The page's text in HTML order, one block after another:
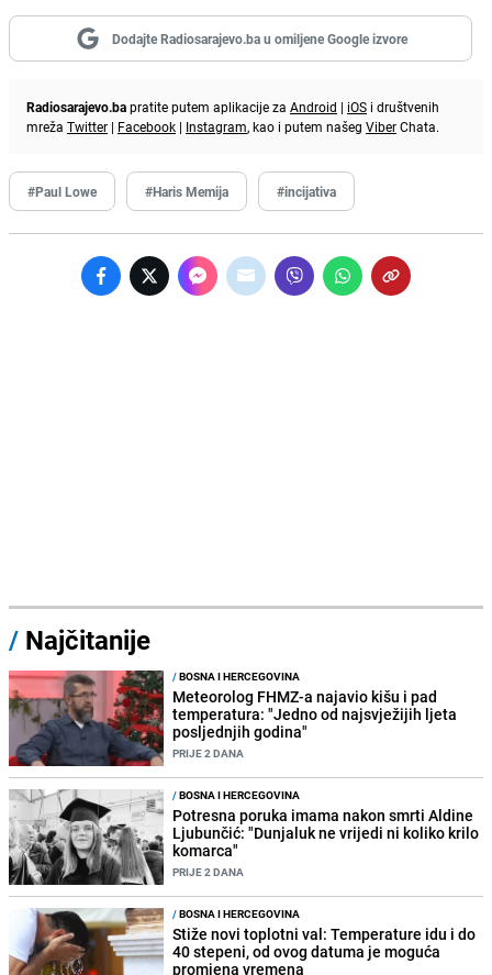
Dodajte Radiosarajevo.ba u omiljene Google izvore
Radiosarajevo.bapratite putem aplikacije za Android | iOS i društvenih
mreža Twitter | Facebook | Instagram, kao i putem našeg ViberChata.
#Paul Lowe #Haris Memija #incijativa
/ Najčitanije
/BOSNA I HERCEGOVINA
Meteorolog FHMZ-a najavio kišu i pad
temperatura: "Jedno od najsvježijih ljeta
posljednjih godina"
PRIJE 2 DANA
/BOSNA I HERCEGOVINA
Potresna poruka imama nakon smrti Aldine
Ljubunčić: "Dunjaluk ne vrijedi ni koliko krilo
komarca"
PRIJE 2 DANA
/BOSNA I HERCEGOVINA
Stiže novi toplotni val: Temperature idu i do
40 stepeni, od ovog datuma je moguća
promjena vremena